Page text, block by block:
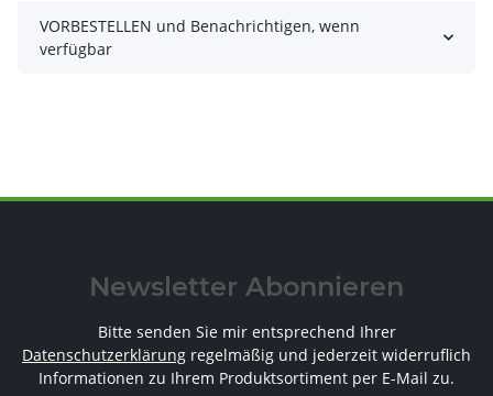
VORBESTELLEN und Benachrichtigen, wenn
verfügbar
Newsletter Abonnieren
Bitte senden Sie mir entsprechend Ihrer
Datenschutzerklärung regelmäßig und jederzeit widerruflich
Informationen zu Ihrem Produktsortiment per E-Mail zu.